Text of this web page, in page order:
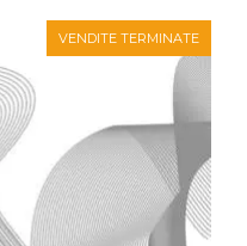
VENDITE TERMINATE